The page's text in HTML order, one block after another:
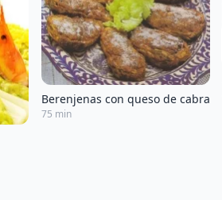
Berenjenas con queso de cabra
75 min